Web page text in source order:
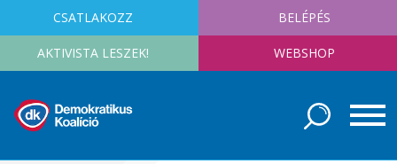
CSATLAKOZZ BELÉPÉS
AKTIVISTA LESZEK! WEBSHOP